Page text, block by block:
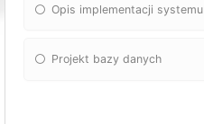
Opis implementacji systemu
Projekt bazy danych